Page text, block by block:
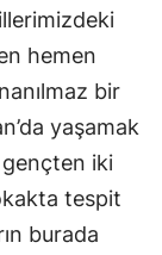
illerimizdeki
hemen
bir
yaşamak
iki
tespit
burada